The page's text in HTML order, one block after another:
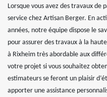
Lorsque vous avez des travaux de
service chez Artisan Berger. En
années, notre équipe dispose le
pour assurer des travaux à la
à Rixheim très abordable aux
votre projet si vous souhaitez
estimateurs se feront un plaisir
apporter une assistance